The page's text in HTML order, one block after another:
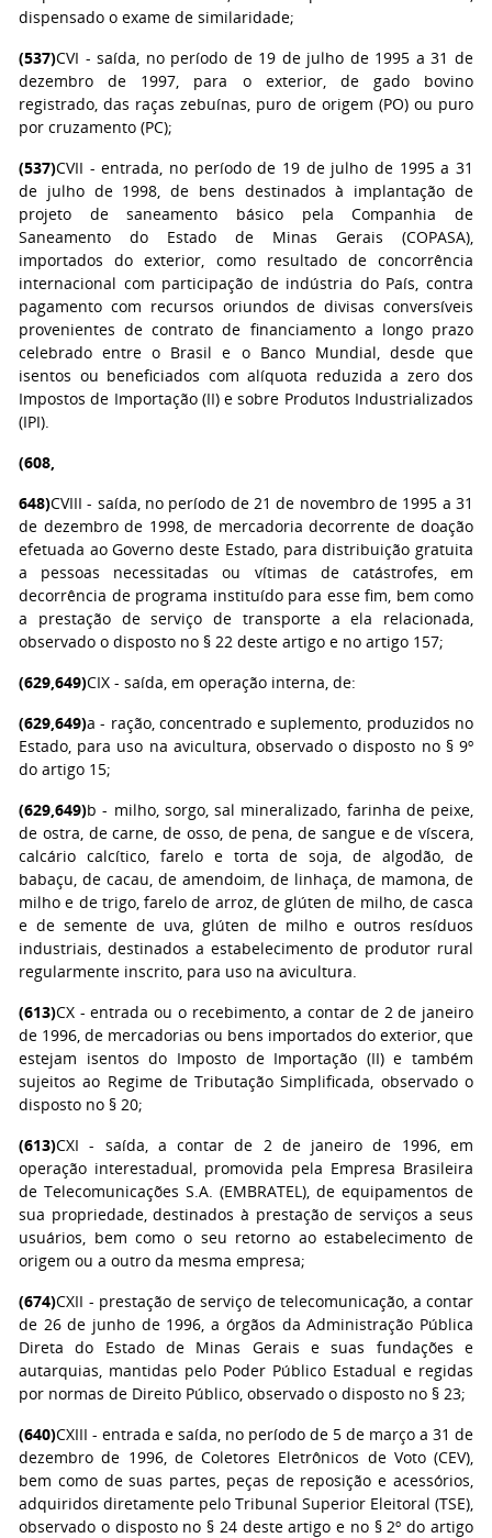
dispensado o exame de similaridade;
(537)CVI - saída, no período de 19 de julho de 1995 a 31 de
dezembro de 1997, para o exterior, de gado bovino
registrado, das raças zebuínas, puro de origem (PO) ou puro
por cruzamento (PC);
(537)CVII - entrada, no período de 19 de julho de 1995 a 31
de julho de 1998, de bens destinados à implantação de
projeto de saneamento básico pela Companhia de
Saneamento do Estado de Minas Gerais (COPASA),
importados do exterior, como resultado de concorrência
internacional com participação de indústria do País, contra
pagamento com recursos oriundos de divisas conversíveis
provenientes de contrato de financiamento a longo prazo
celebrado entre o Brasil e o Banco Mundial, desde que
isentos ou beneficiados com alíquota reduzida a zero dos
Impostos de Importação (II) e sobre Produtos Industrializados
(IPI).
(608,
648)CVIII - saída, no período de 21 de novembro de 1995 a 31
de dezembro de 1998, de mercadoria decorrente de doação
efetuada ao Governo deste Estado, para distribuição gratuita
a pessoas necessitadas ou vítimas de catástrofes, em
decorrência de programa instituído para esse fim, bem como
a prestação de serviço de transporte a ela relacionada,
observado o disposto no § 22 deste artigo e no artigo 157;
(629,649)CIX - saída, em operação interna, de:
(629,649)a - ração, concentrado e suplemento, produzidos no
Estado, para uso na avicultura, observado o disposto no § 9º
do artigo 15;
(629,649)b - milho, sorgo, sal mineralizado, farinha de peixe,
de ostra, de carne, de osso, de pena, de sangue e de víscera,
calcário calcítico, farelo e torta de soja, de algodão, de
babaçu, de cacau, de amendoim, de linhaça, de mamona, de
milho e de trigo, farelo de arroz, de glúten de milho, de casca
e de semente de uva, glúten de milho e outros resíduos
industriais, destinados a estabelecimento de produtor rural
regularmente inscrito, para uso na avicultura.
(613)CX - entrada ou o recebimento, a contar de 2 de janeiro
de 1996, de mercadorias ou bens importados do exterior, que
estejam isentos do Imposto de Importação (II) e também
sujeitos ao Regime de Tributação Simplificada, observado o
disposto no § 20;
(613)CXI - saída, a contar de 2 de janeiro de 1996, em
operação interestadual, promovida pela Empresa Brasileira
de Telecomunicações S.A. (EMBRATEL), de equipamentos de
sua propriedade, destinados à prestação de serviços a seus
usuários, bem como o seu retorno ao estabelecimento de
origem ou a outro da mesma empresa;
(674)CXII - prestação de serviço de telecomunicação, a contar
de 26 de junho de 1996, a órgãos da Administração Pública
Direta do Estado de Minas Gerais e suas fundações e
autarquias, mantidas pelo Poder Público Estadual e regidas
por normas de Direito Público, observado o disposto no § 23;
(640)CXIII - entrada e saída, no período de 5 de março a 31 de
dezembro de 1996, de Coletores Eletrônicos de Voto (CEV),
bem como de suas partes, peças de reposição e acessórios,
adquiridos diretamente pelo Tribunal Superior Eleitoral (TSE),
observado o disposto no § 24 deste artigo e no § 2º do artigo